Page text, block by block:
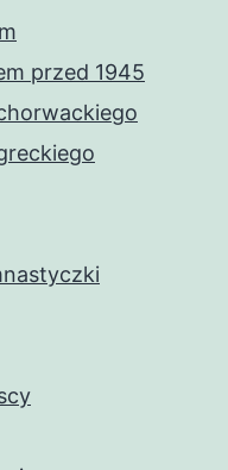
przed 1945